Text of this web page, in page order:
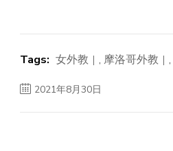
Tags: 女外教 , 摩洛哥外教 ,
2021年8月30日